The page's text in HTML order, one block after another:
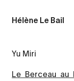
Hélène Le Bail
Yu Miri
Le Berceau au